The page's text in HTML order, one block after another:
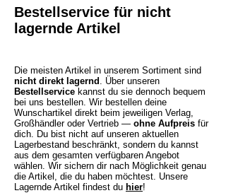
Bestellservice für nicht
lagernde Artikel
Die meisten Artikel in unserem Sortiment sind
nicht direkt lagernd
. Über unseren
Bestellservice kannst du sie dennoch bequem
bei uns bestellen. Wir bestellen deine
Wunschartikel direkt beim jeweiligen Verlag,
Großhändler oder Vertrieb — ohne Aufpreis für
dich. Du bist nicht auf unseren aktuellen
Lagerbestand beschränkt, sondern du kannst
aus dem gesamten verfügbaren Angebot
wählen. Wir sichern dir nach Möglichkeit genau
die Artikel, die du haben möchtest. Unsere
Lagernde Artikel findest du hier!​